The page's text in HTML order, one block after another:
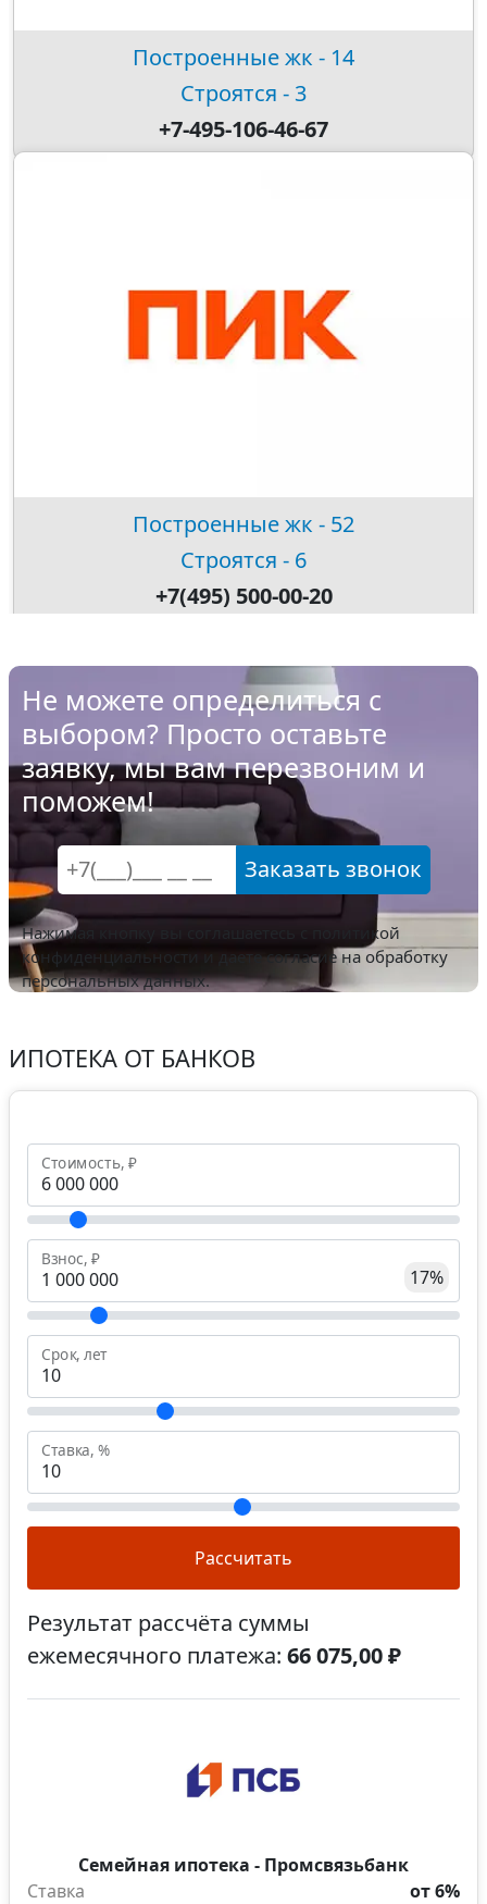
Построенные жк - 14
Строятся - 3
+7-495-106-46-67
Построенные жк - 52
Строятся - 6
+7(495) 500-00-20
Не можете определиться с
выбором? Просто оставьте
заявку, мы вам перезвоним и
поможем!
Заказать звонок
Нажимая кнопку вы соглашаетесь с
политикой
конфиденциальности и даете согласие на обработку
персональных данных.
ИПОТЕКА ОТ БАНКОВ
Стоимость, ₽
Взнос, ₽
17%
Срок, лет
Ставка, %
Рассчитать
Результат рассчёта суммы
ежемесячного платежа: 66 075,00 ₽
Семейная ипотека - Промсвязьбанк
Ставка
от 6%